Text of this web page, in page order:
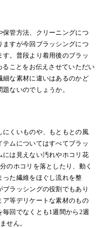
管方法、クリーニングにつ
すが今回ブラッシングにつ
。普段より着用後のブラッ
ことをお伝えさせていただい
な素材に違いはあるのかど
ないのでしょうか。
にくいものや、もともとの風
ムについてはすべてブラッ
には見えない汚れやホコリ花
のホコリを落としたり、動く
った繊維をほぐし流れを整
ラッシングの役割でもあり
ア等デリケートな素材のもの
回でなくとも1週間から2週
せん。